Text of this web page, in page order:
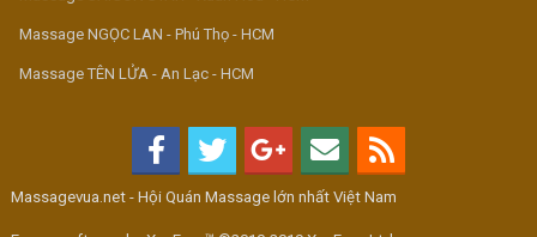
Massage NGỌC LAN - Phú Thọ - HCM
Massage TÊN LỬA - An Lạc - HCM
Massagevua.net - Hội Quán Massage lớn nhất Việt Nam